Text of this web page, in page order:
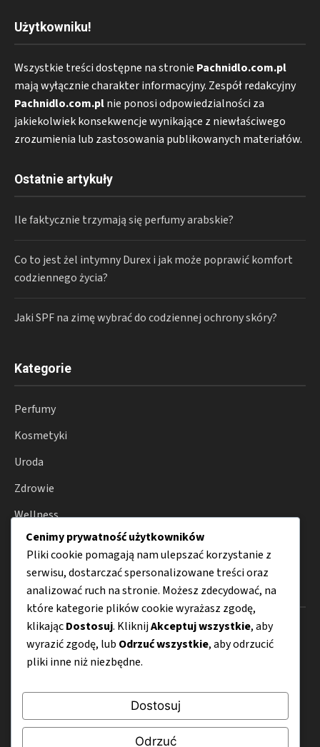
Użytkowniku!
Wszystkie treści dostępne na stronie Pachnidlo.com.pl
mają wyłącznie charakter informacyjny. Zespół redakcyjny
Pachnidlo.com.plnie ponosi odpowiedzialności za
jakiekolwiek konsekwencje wynikające z niewłaściwego
zrozumienia lub zastosowania publikowanych materiałów.
Ostatnie artykuły
Ile faktycznie trzymają się perfumy arabskie?
Co to jest żel intymny Durex i jak może poprawić komfort
codziennego życia?
Jaki SPF na zimę wybrać do codziennej ochrony skóry?
Kategorie
Perfumy
Kosmetyki
Uroda
Zdrowie
Wellness
Porady
Menu
O nas
Kontakt
Cenimy prywatność użytkowników
Pliki cookie pomagają nam ulepszać korzystanie z
serwisu, dostarczać spersonalizowane treści oraz
analizować ruch na stronie. Możesz zdecydować, na
które kategorie plików cookie wyrażasz zgodę,
klikającDostosuj. KliknijAkceptuj wszystkie, aby
wyrazić zgodę, lub Odrzuć wszystkie, aby odrzucić
pliki inne niż niezbędne.
Dostosuj
Odrzuć